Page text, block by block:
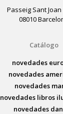
Passeig Sant Joan
08010
Catálogo
novedades
novedades
novedades
novedades libros
novedades